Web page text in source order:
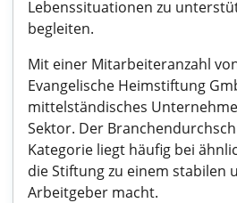
Lebenssituationen zu
begleiten.
Mit einer Mitarbeiteranzahl
Evangelische Heimstiftung
mittelständisches
Sektor. Der
Kategorie liegt häufig bei
die Stiftung zu einem stabilen
Arbeitgeber macht.